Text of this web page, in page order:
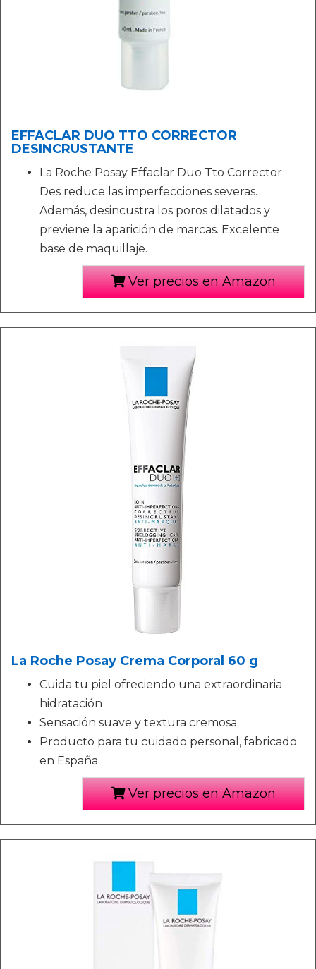
EFFACLAR DUO TTO CORRECTOR
DESINCRUSTANTE
La Roche Posay Effaclar Duo Tto Corrector
Des reduce las imperfecciones severas.
Además, desincustra los poros dilatados y
previene la aparición de marcas. Excelente
base de maquillaje.
Ver precios en Amazon
La Roche Posay Crema Corporal 60 g
Cuida tu piel ofreciendo una extraordinaria
hidratación
Sensación suave y textura cremosa
Producto para tu cuidado personal, fabricado
en España
Ver precios en Amazon